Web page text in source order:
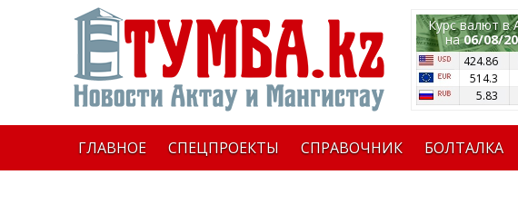
Курс валют в
на06/08/
424.86
514.3
5.83
ГЛАВНОЕ СПЕЦПРОЕКТЫ СПРАВОЧНИК БОЛТАЛКА